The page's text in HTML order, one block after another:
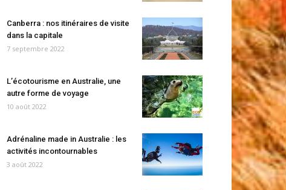
Canberra : nos itinéraires de visite
dans la capitale
7 septembre 2022
L’écotourisme en Australie, une
autre forme de voyage
10 août 2022
Adrénaline made in Australie : les
activités incontournables
3 août 2022